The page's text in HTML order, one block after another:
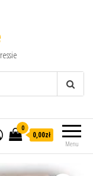
Menu
0
0,00zł